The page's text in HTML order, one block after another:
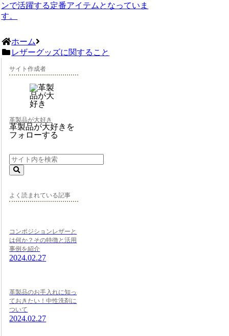
ンで活躍する定番アイテムとなっていま
す。
ホーム
レザーグッズに関すること
サイト作成者
革製品が大好き
革製品が大好きを
フォローする
よく読まれている記事
コンポジションレザーと
は何か？その特徴と活用
事例を紹介
2024.02.27
革製品のお手入れに知っ
ておきたい！中性洗剤に
ついて
2024.02.27